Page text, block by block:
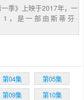
因州小镇的恐怖故事：
卷小镇，迷雾中隐藏着
尽全力，想要逃脱这场
用书中的设定，但剧情
有些不同的特殊故事。
季》上映于2017年，一
1，是一部由斯蒂芬·
第04集
第05集
第09集 第10集